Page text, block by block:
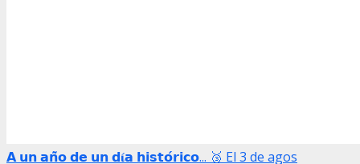
𝗔 𝘂𝗻 𝗮𝗻̃𝗼 𝗱𝗲 𝘂𝗻 𝗱𝛊́𝗮 𝗵𝗶𝘀𝘁𝗼́𝗿𝗶𝗰𝗼... 🥉 El 3 de agos